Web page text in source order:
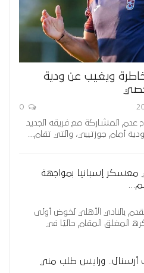
ويغيب عن ودية
المشاركة مع فريقه الجديد
أمام جوزتيبي، والتي تقام…
معسكر إسبانيا بمواجهة
بالنادي الأهلي لخوض أولى
المغلق المقام حاليًا في
أرسنال.. ورايس طلب مني